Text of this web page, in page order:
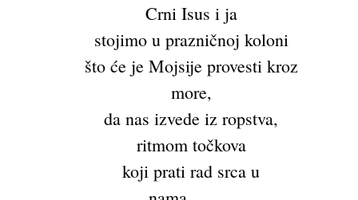
Crni Isus i ja
stojimo u prazničnoj koloni
što će je Mojsije provesti kroz
more,
da nas izvede iz ropstva,
ritmom točkova
koji prati rad srca u